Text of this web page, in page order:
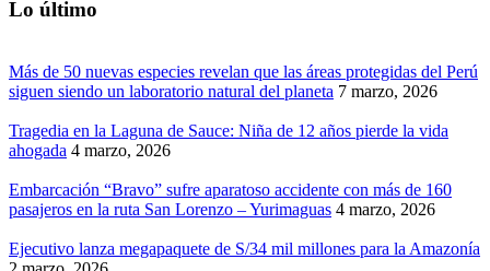
Lo último
Más de 50 nuevas especies revelan que las áreas protegidas del Perú
siguen siendo un laboratorio natural del planeta 7 marzo, 2026
Tragedia en la Laguna de Sauce: Niña de 12 años pierde la vida
ahogada 4 marzo, 2026
Embarcación “Bravo” sufre aparatoso accidente con más de 160
pasajeros en la ruta San Lorenzo – Yurimaguas 4 marzo, 2026
Ejecutivo lanza megapaquete de S/34 mil millones para la Amazonía